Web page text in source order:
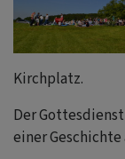
Kirchplatz.
Der
einer